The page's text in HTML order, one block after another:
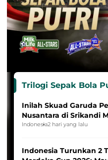
Trilogi Sepak Bola
Inilah Skuad Garuda
Nusantara di Srikandi
Indonesia2 hari yang lalu
Indonesia Turunkan 2